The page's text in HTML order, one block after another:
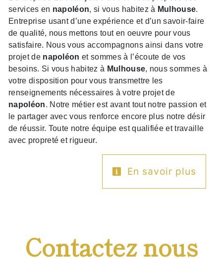
services en napoléon, si vous habitez à Mulhouse.
Entreprise usant d’une expérience et d’un savoir-faire
de qualité, nous mettons tout en oeuvre pour vous
satisfaire. Nous vous accompagnons ainsi dans votre
projet de napoléon et sommes à l’écoute de vos
besoins. Si vous habitez à Mulhouse, nous sommes à
votre disposition pour vous transmettre les
renseignements nécessaires à votre projet de
napoléon. Notre métier est avant tout notre passion et
le partager avec vous renforce encore plus notre désir
de réussir. Toute notre équipe est qualifiée et travaille
avec propreté et rigueur.
En savoir plus
Contactez nous